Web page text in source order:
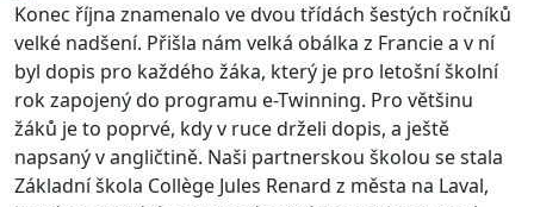
Konec října znamenalo ve dvou třídách šestých ročníků
velké nadšení. Přišla nám velká obálka z Francie a v ní
byl dopis pro každého žáka, který je pro letošní školní
rok zapojený do programu e-Twinning. Pro většinu
žáků je to poprvé, kdy v ruce drželi dopis, a ještě
napsaný v angličtině. Naši partnerskou školou se stala
Základní škola Collège Jules Renard z města na Laval,